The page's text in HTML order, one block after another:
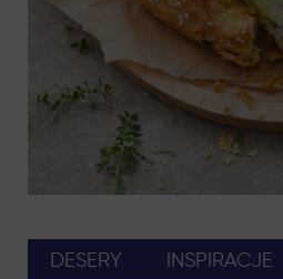
DESERY INSPIRACJE